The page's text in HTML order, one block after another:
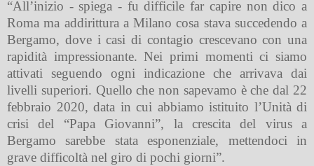
“All’inizio - spiega - fu difficile far capire non dico a
Roma ma addirittura a Milano cosa stava succedendo a
Bergamo, dove i casi di contagio crescevano con una
rapidità impressionante. Nei primi momenti ci siamo
attivati seguendo ogni indicazione che arrivava dai
livelli superiori. Quello che non sapevamo è che dal 22
febbraio 2020, data in cui abbiamo istituito l’Unità di
crisi del “Papa Giovanni”, la crescita del virus a
Bergamo sarebbe stata esponenziale, mettendoci in
grave difficoltà nel giro di pochi giorni”.